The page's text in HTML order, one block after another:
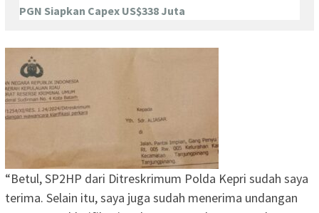
PGN Siapkan Capex US$338 Juta
“Betul, SP2HP dari Ditreskrimum Polda Kepri sudah saya
terima. Selain itu, saya juga sudah menerima undangan